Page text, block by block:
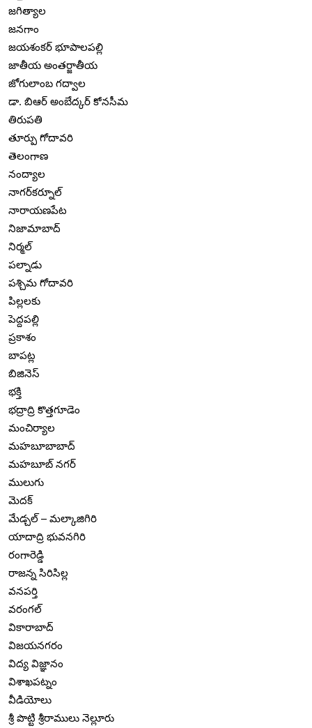
జగిత్యాల
జనగాం
జయశంకర్ భూపాలపల్లి
జాతీయ అంతర్జాతీయ
జోగులాంబ గద్వాల
డా. బిఆర్ అంబేద్కర్ కోనసీమ
తిరుపతి
తూర్పు గోదావరి
తెలంగాణ
నంద్యాల
నాగర్‌కర్నూల్
నారాయణపేట
నిజామాబాద్
నిర్మల్
పల్నాడు
పశ్చిమ గోదావరి
పిల్లలకు
పెద్దపల్లి
ప్రకాశం
బాపట్ల
బిజినెస్
భక్తి
భద్రాద్రి కొత్తగూడెం
మంచిర్యాల
మహబూబాబాద్
మహబూబ్ నగర్
ములుగు
మెదక్
మేడ్చల్ – మల్కాజిగిరి
యాదాద్రి భువనగిరి
రంగారెడ్డి
రాజన్న సిరిసిల్ల
వనపర్తి
వరంగల్
వికారాబాద్
విజయనగరం
విద్య విజ్ఞానం
విశాఖపట్నం
వీడియోలు
శ్రీ పొట్టి శ్రీరాములు నెల్లూరు